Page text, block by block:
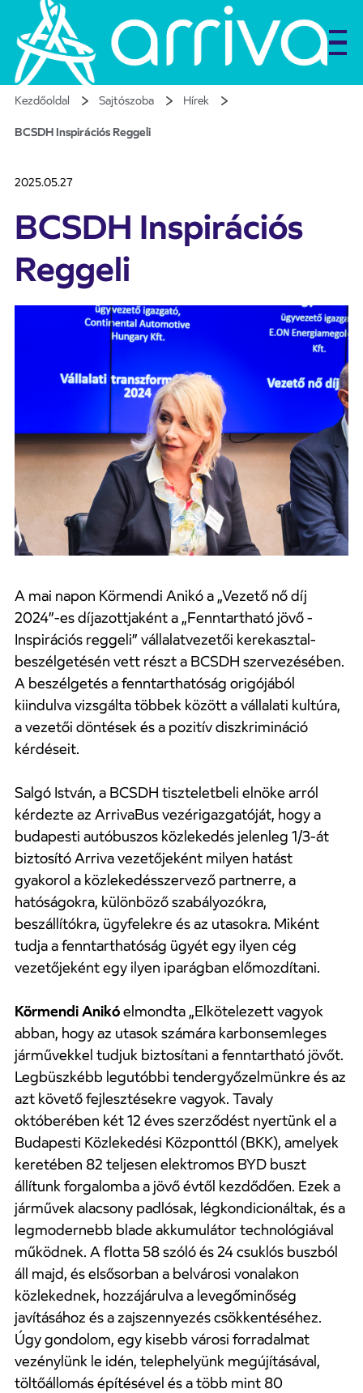
Kezdőoldal Sajtószoba Hírek
BCSDH Inspirációs Reggeli
2025.05.27
BCSDH Inspirációs
Reggeli
A mai napon Körmendi Anikó a „Vezető nő díj
2024”-es díjazottjaként a „Fenntartható jövő -
Inspirációs reggeli” vállalatvezetői kerekasztal-
beszélgetésén vett részt a BCSDH szervezésében.
A beszélgetés a fenntarthatóság origójából
kiindulva vizsgálta többek között a vállalati kultúra,
a vezetői döntések és a pozitív diszkrimináció
kérdéseit.
Salgó István, a BCSDH tiszteletbeli elnöke arról
kérdezte az ArrivaBus vezérigazgatóját, hogy a
budapesti autóbuszos közlekedés jelenleg 1/3-át
biztosító Arriva vezetőjeként milyen hatást
gyakorol a közlekedésszervező partnerre, a
hatóságokra, különböző szabályozókra,
beszállítókra, ügyfelekre és az utasokra. Miként
tudja a fenntarthatóság ügyét egy ilyen cég
vezetőjeként egy ilyen iparágban előmozdítani.
Körmendi Anikóelmondta „Elkötelezett vagyok
abban, hogy az utasok számára karbonsemleges
járművekkel tudjuk biztosítani a fenntartható jövőt.
Legbüszkébb legutóbbi tendergyőzelmünkre és az
azt követő fejlesztésekre vagyok. Tavaly
októberében két 12 éves szerződést nyertünk el a
Budapesti Közlekedési Központtól (BKK), amelyek
keretében 82 teljesen elektromos BYD buszt
állítunk forgalomba a jövő évtől kezdődően. Ezek a
járművek alacsony padlósak, légkondicionáltak, és a
legmodernebb blade akkumulátor technológiával
működnek. A flotta 58 szóló és 24 csuklós buszból
áll majd, és elsősorban a belvárosi vonalakon
közlekednek, hozzájárulva a levegőminőség
javításához és a zajszennyezés csökkentéséhez.
Úgy gondolom, egy kisebb városi forradalmat
vezénylünk le idén, telephelyünk megújításával,
töltőállomás építésével és a több mint 80